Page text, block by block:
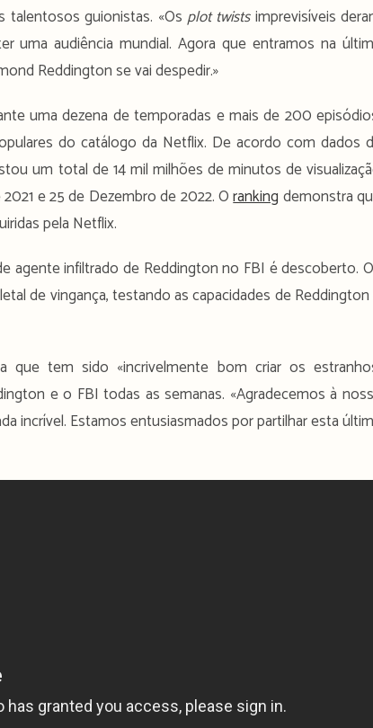
talentosos guionistas. «Os plot twistsimprevisíveis
uma audiência mundial. Agora que entramos na
Reddington se vai despedir.»
uma dezena de temporadas e mais de 200
do catálogo da Netflix. De acordo com dados
um total de 14 mil milhões de minutos de
e 25 de Dezembro de 2022. Oranking demonstra
pela Netflix.
agente infiltrado de Reddington no FBI é descoberto.
de vingança, testando as capacidades de
que tem sido «incrivelmente bom criar os
e o FBI todas as semanas. «Agradecemos à
incrível. Estamos entusiasmados por partilhar esta